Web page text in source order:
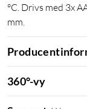
°C. Drivs med 3x
mm.
360°-vy